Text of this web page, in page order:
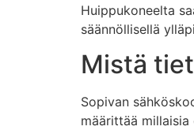
Huippukoneelta
säännöllisellä
Mistä
Sopivan
määrittää